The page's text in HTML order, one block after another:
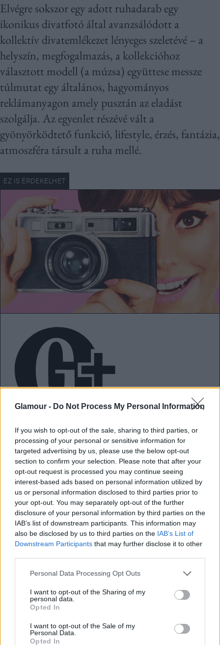
Glamour - Do Not Process My Personal Information
If you wish to opt-out of the sale, sharing to third parties, or
processing of your personal or sensitive information for
targeted advertising by us, please use the below opt-out
section to confirm your selection. Please note that after your
opt-out request is processed you may continue seeing
interest-based ads based on personal information utilized by
us or personal information disclosed to third parties prior to
your opt-out. You may separately opt-out of the further
disclosure of your personal information by third parties on the
IAB’s list of downstream participants. This information may
also be disclosed by us to third parties on the IAB’s List of
Downstream Participants that may further disclose it to other
Please note that this website/app uses one or more Google
not limited to your visit or usage behaviour. You may click to
grant or deny consent to Google and its third-party tags to
use your data for below specified purposes in below Google
consent section.
Personal Data Processing Opt Outs
I want to opt-out of the Sharing of my
personal data.
Opted In
I want to opt-out of the Sale of my
Personal Data.
Opted In
Elvégre sokszor egy adott ruhadarab egy
ikonikus divatfotó által avanzsálódott a
kollektív divatemlékezet lényeges szeletévé – a
helyszín, megfogalmazás, a kollekcióhoz
választott modell (a múzsa) együttese messze
túlmutat egy általános, hagyományos
reklámanyagon amely pusztán az eladást
szolgálja. Az egyenlet részévé vált a
gyönyörködtető funkció, lifestyle, érzés, fantázia,
atmoszféra társult a ruha mellé.
Mentorok a
XX. században
A divatfotográfia több mint százéves fennállása
óta számos mester bemutatkozott a
nagyközönségnek címlap vagy épp editorial
fronton: a következő cikkben olyan jelentős
fotóművészekről számolunk be, akik különleges
látásmódjukkal,alkotói módszerükkelönálló
műfajából.
Helmut Newton
Helmut Newton filmjelenetként komponált